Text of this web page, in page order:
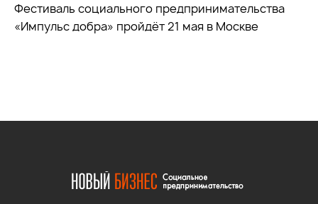
Фестиваль социального предпринимательства
«Импульс добра» пройдёт 21 мая в Москве